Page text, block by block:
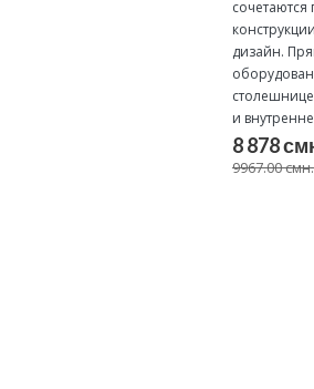
сочетаются
дизайн.
и
8 878
9967.00 смн.